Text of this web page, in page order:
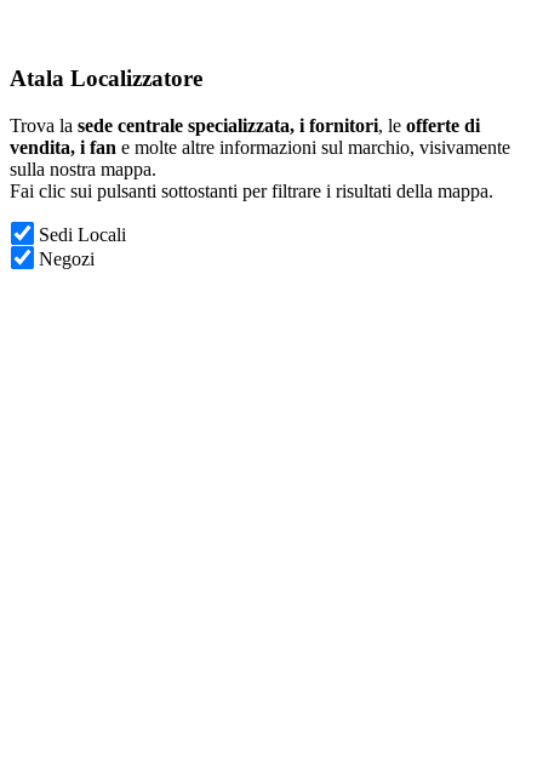
Atala Localizzatore
Trova la sede centrale specializzata, i fornitori, le offerte di
vendita, i fan e molte altre informazioni sul marchio, visivamente
sulla nostra mappa.
Fai clic sui pulsanti sottostanti per filtrare i risultati della mappa.
Sedi Locali
Negozi